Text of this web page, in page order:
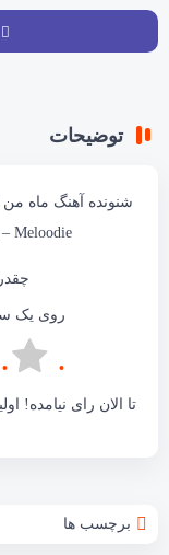
توضیحات
شنونده آهنگ ماه من
Meloodie
روی یک
تا الان رای نیامده!
برچسب ها